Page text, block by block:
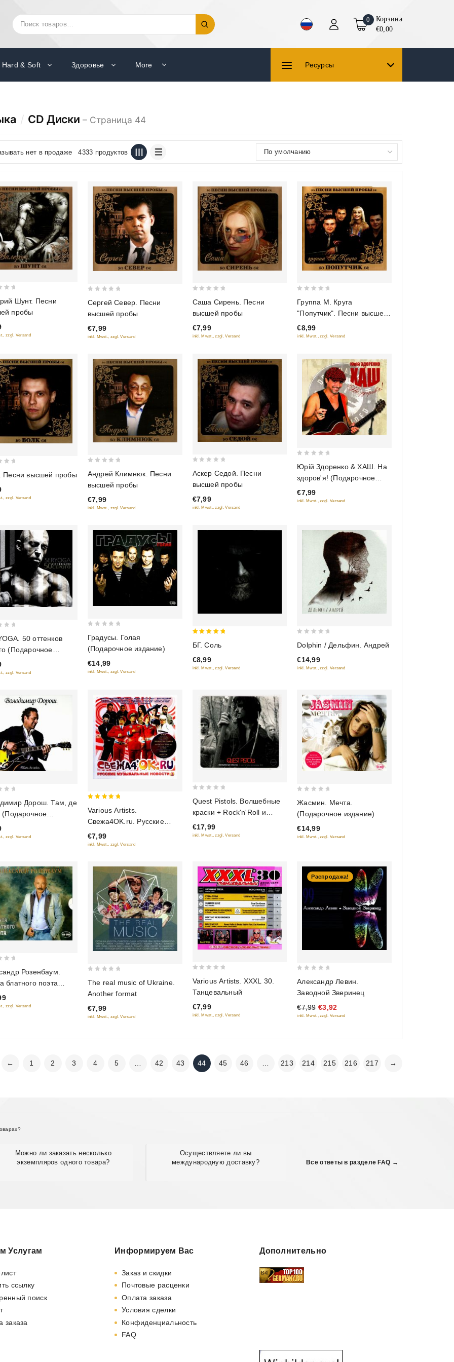
Искать: 0
Корзина
€0,00
Hard & Soft Здоровье More Ресурсы
/ CD Диски – Страница 44
нет в продаже 4333 продуктов
Шунт. Песни
пробы
zzgl. Versand
out
of
5
Сергей Север. Песни
высшей пробы
€7,99
inkl. Mwst., zzgl. Versand
of
5
Саша Сирень. Песни
высшей пробы
€7,99
inkl. Mwst., zzgl. Versand
out
of
5
Группа М. Круга
"Попутчик". Песни высшей
пробы
€8,99
inkl. Mwst., zzgl. Versand
Песни высшей пробы
zzgl. Versand
out
of
5
Андрей Климнюк. Песни
высшей пробы
€7,99
inkl. Mwst., zzgl. Versand
of
5
Аскер Седой. Песни
высшей пробы
€7,99
inkl. Mwst., zzgl. Versand
out
of
5
Юрiй Здоренко & ХАШ. На
здоров'я! (Подарочное
издание)
€7,99
inkl. Mwst., zzgl. Versand
50 оттенков
(Подарочное
zzgl. Versand
out
of
5
Градусы. Голая
(Подарочное издание)
€14,99
inkl. Mwst., zzgl. Versand
БГ. Соль
€8,99
inkl. Mwst., zzgl. Versand
of
5
Dolphin / Дельфин. Андрей
€14,99
inkl. Mwst., zzgl. Versand
Дорош. Там, де
(Подарочное
zzgl. Versand
Various Artists.
Свежа4OK.ru. Русские
музыкальные новости 3
€7,99
inkl. Mwst., zzgl. Versand
out
of
5
Quest Pistols. Волшебные
краски + Rock'n'Roll и
кружева (EP) (Подарочное
издание)
€17,99
inkl. Mwst., zzgl. Versand
of
5
Жасмин. Мечта.
(Подарочное издание)
€14,99
inkl. Mwst., zzgl. Versand
Розенбаум.
блатного поэта
издание)
zzgl. Versand
of
5
The real music of Ukraine.
Another format
€7,99
inkl. Mwst., zzgl. Versand
of
5
Various Artists. XXXL 30.
Танцевальный
€7,99
inkl. Mwst., zzgl. Versand
Распродажа!
of
5
Александр Левин.
Заводной Зверинец
€7,99 €3,92
inkl. Mwst., zzgl. Versand
← 1 2 3 4 5 42 43 44 45 46 213 214 215 216 217 →
Можно ли заказать несколько
экземпляров одного товара?
Осуществляете ли вы
международную доставку?
Все ответы в разделе FAQ →
Услугам
ссылку
поиск
заказа
Информируем Вас
Заказ и скидки
Почтовые расценки
Оплата заказа
Условия сделки
Конфиденциальность
FAQ
Дополнительно